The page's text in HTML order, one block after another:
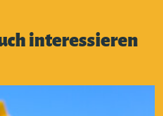
interessieren